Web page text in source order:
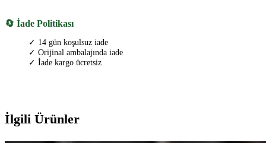
🔄 İade Politikası
✓ 14 gün koşulsuz iade
✓ Orijinal ambalajında iade
✓ İade kargo ücretsiz
İlgili Ürünler